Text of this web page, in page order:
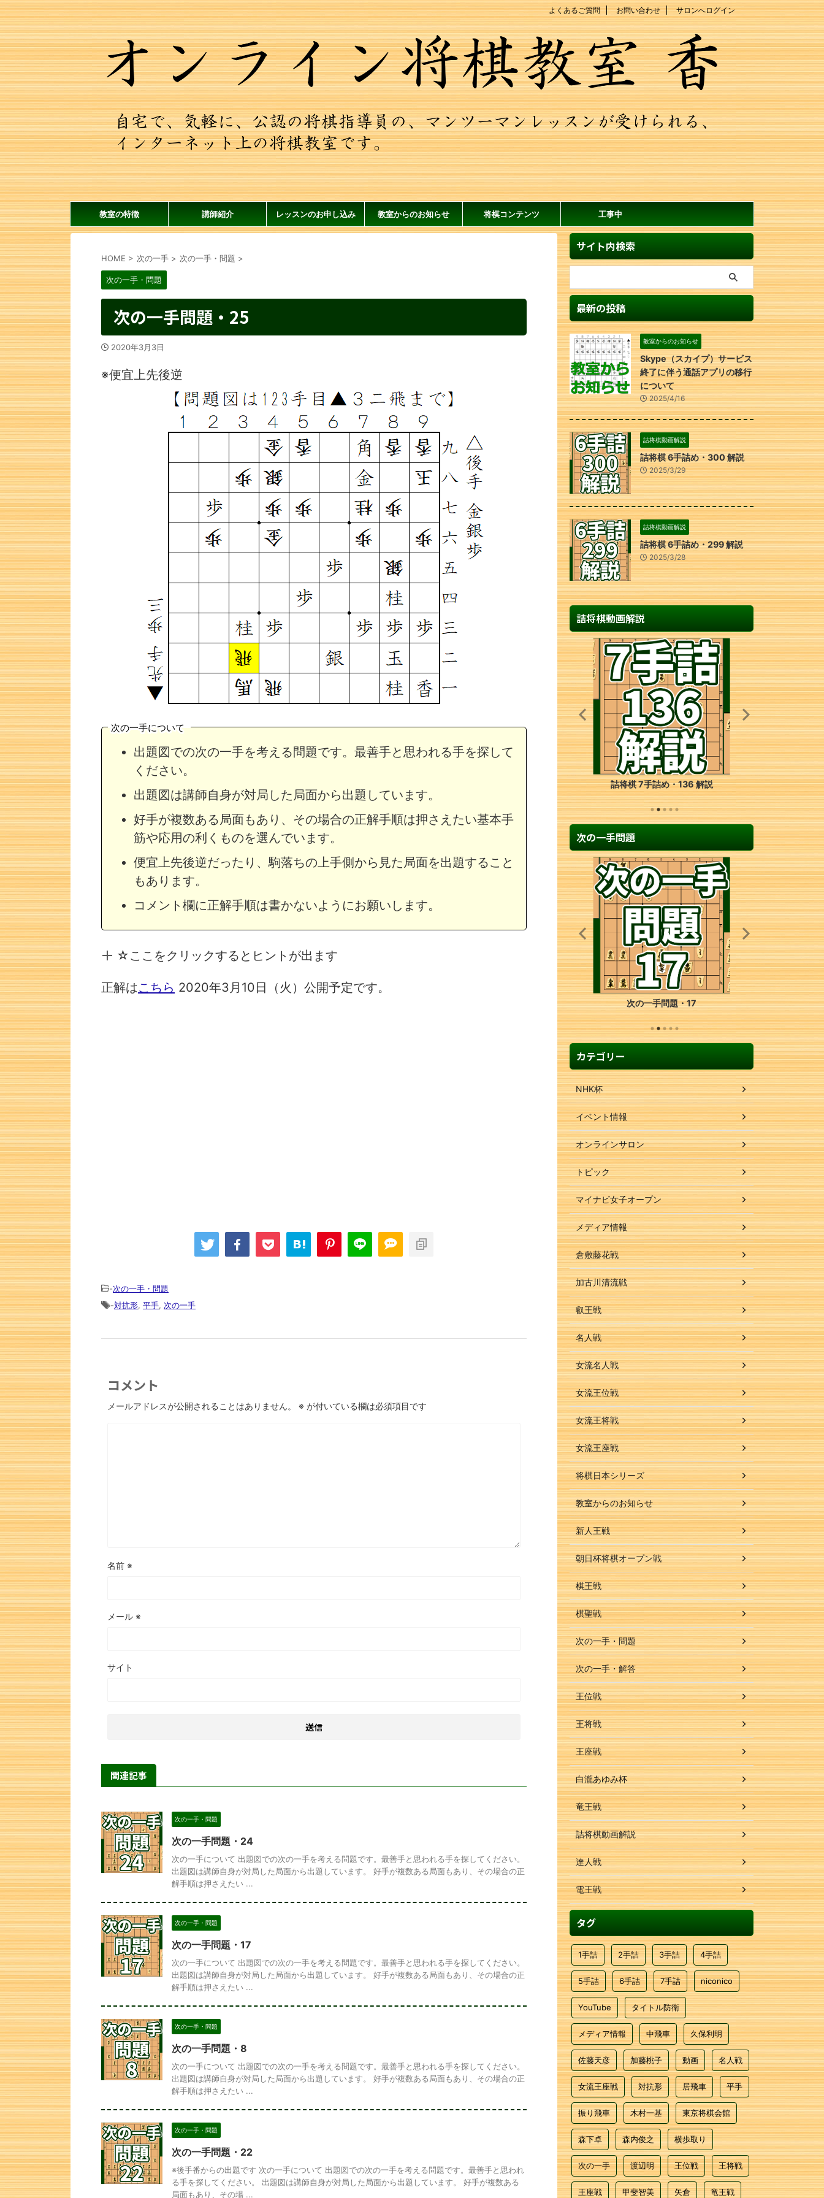
よくあるご質問 お問い合わせ サロンへログイン
教室の特徴 講師紹介 レッスンのお申し込み 教室からのお知らせ 将棋コンテンツ 工事中
HOME > 次の一手 > 次の一手・問題 >
次の一手・問題
次の一手問題・25
2020年3月3日
※便宜上先後逆
次の一手について
出題図での次の一手を考える問題です。最善手と思われる手を探して
ください。
出題図は講師自身が対局した局面から出題しています。
好手が複数ある局面もあり、その場合の正解手順は押さえたい基本手
筋や応用の利くものを選んでいます。
便宜上先後逆だったり、駒落ちの上手側から見た局面を出題すること
もあります。
コメント欄に正解手順は書かないようにお願いします。
☆ここをクリックするとヒントが出ます
正解はこちら 2020年3月10日（火）公開予定です。
-次の一手・問題
-対抗形, 平手, 次の一手
コメント
メールアドレスが公開されることはありません。 ※ が付いている欄は必須項目です
名前 ※
メール ※
サイト
関連記事
次の一手・問題
次の一手問題・24
次の一手について 出題図での次の一手を考える問題です。最善手と思われる手を探してください。
出題図は講師自身が対局した局面から出題しています。 好手が複数ある局面もあり、その場合の正
解手順は押さえたい ...
次の一手・問題
次の一手問題・17
次の一手について 出題図での次の一手を考える問題です。最善手と思われる手を探してください。
出題図は講師自身が対局した局面から出題しています。 好手が複数ある局面もあり、その場合の正
解手順は押さえたい ...
次の一手・問題
次の一手問題・8
次の一手について 出題図での次の一手を考える問題です。最善手と思われる手を探してください。
出題図は講師自身が対局した局面から出題しています。 好手が複数ある局面もあり、その場合の正
解手順は押さえたい ...
次の一手・問題
次の一手問題・22
※後手番からの出題です 次の一手について 出題図での次の一手を考える問題です。最善手と思われ
る手を探してください。 出題図は講師自身が対局した局面から出題しています。 好手が複数ある
局面もあり、その場 ...
サイト内検索
最新の投稿
教室からのお知らせ
Skype（スカイプ）サービス
終了に伴う通話アプリの移行
について
2025/4/16
詰将棋動画解説
詰将棋 6手詰め・300 解説
2025/3/29
詰将棋動画解説
詰将棋 6手詰め・299 解説
2025/3/28
詰将棋動画解説
詰将棋 3手詰め・78 解説 詰将棋 2手詰め・23 解説 詰
次の一手問題
次の一手問題・21 次の一手問題・30
カテゴリー
NHK杯
イベント情報
オンラインサロン
トピック
マイナビ女子オープン
メディア情報
倉敷藤花戦
加古川清流戦
叡王戦
名人戦
女流名人戦
女流王位戦
女流王将戦
女流王座戦
将棋日本シリーズ
教室からのお知らせ
新人王戦
朝日杯将棋オープン戦
棋王戦
棋聖戦
次の一手・問題
次の一手・解答
王位戦
王将戦
王座戦
白瀧あゆみ杯
竜王戦
詰将棋動画解説
達人戦
電王戦
タグ
1手詰 2手詰 3手詰 4手詰
5手詰 6手詰 7手詰 niconico
YouTube タイトル防衛
メディア情報 中飛車 久保利明
佐藤天彦 加藤桃子 動画 名人戦
女流王座戦 対抗形 居飛車 平手
振り飛車 木村一基 東京将棋会館
森下卓 森内俊之 横歩取り
次の一手 渡辺明 王位戦 王将戦
王座戦 甲斐智美 矢倉 竜王戦